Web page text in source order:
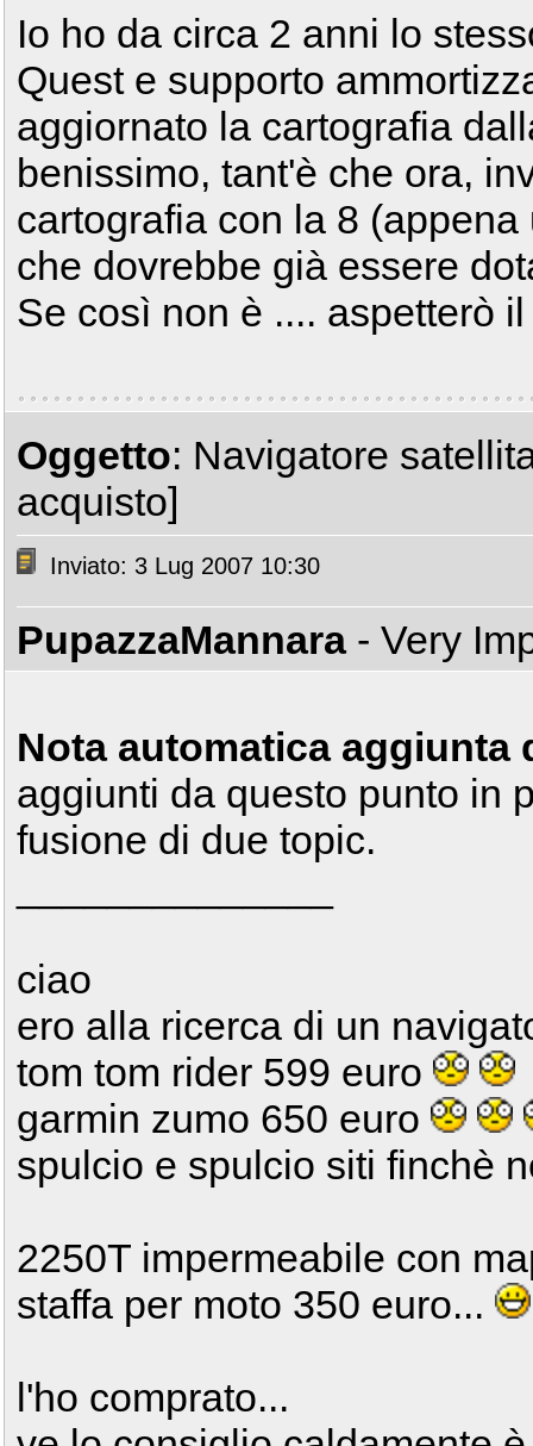
Io ho da circa 2 anni lo
Quest e supporto
aggiornato la cartografia
benissimo, tant'è che ora,
cartografia con la 8
che dovrebbe già essere
Se così non è .... aspetterò
Oggetto: Navigatore
acquisto]
Inviato: 3 Lug 2007 10:30
PupazzaMannara - Very
Nota automatica aggiunta
aggiunti da questo punto in
fusione di due topic.
ciao
ero alla ricerca di un
tom tom rider 599 euro
garmin zumo 650 euro
spulcio e spulcio siti finchè
2250T impermeabile con
staffa per moto 350 euro...
l'ho comprato...